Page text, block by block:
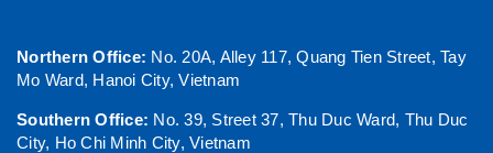
Northern Office: No. 20A, Alley 117, Quang Tien Street, Tay
Mo Ward, Hanoi City, Vietnam
Southern Office: No. 39, Street 37, Thu Duc Ward, Thu Duc
City, Ho Chi Minh City, Vietnam